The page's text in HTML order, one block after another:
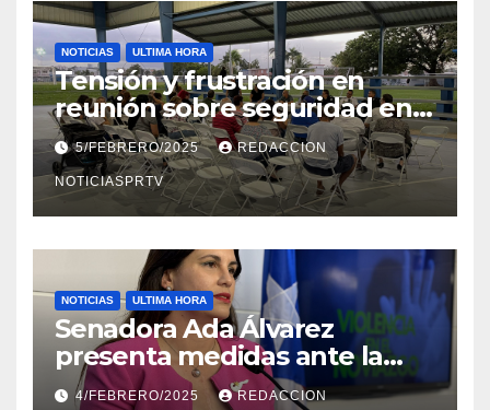
NOTICIAS ULTIMA HORA
Tensión y frustración en
reunión sobre seguridad en
Reparto Metropolitano
5/FEBRERO/2025 REDACCION
NOTICIASPRTV
NOTICIAS ULTIMA HORA
Senadora Ada Álvarez
presenta medidas ante la
violencia en el noviazgo
4/FEBRERO/2025 REDACCION